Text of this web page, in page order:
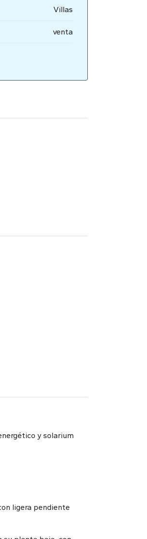
Villas
venta
y solarium
ligera pendiente